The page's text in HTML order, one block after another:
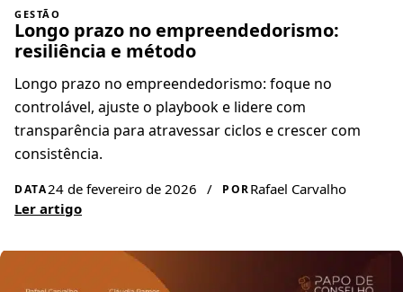
GESTÃO
Longo prazo no empreendedorismo:
resiliência e método
Longo prazo no empreendedorismo: foque no
controlável, ajuste o playbook e lidere com
transparência para atravessar ciclos e crescer com
consistência.
DATA24 de fevereiro de 2026 / PORRafael Carvalho
Ler artigo